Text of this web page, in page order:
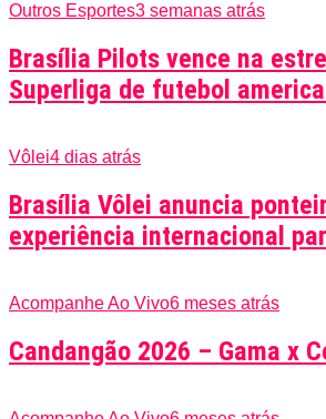
Outros Esportes3 semanas atrás
Brasília Pilots vence na
Superliga de futebol
Vôlei4 dias atrás
Brasília Vôlei anuncia
experiência internacional
Acompanhe Ao Vivo6 meses atrás
Candangão 2026 – Gama x